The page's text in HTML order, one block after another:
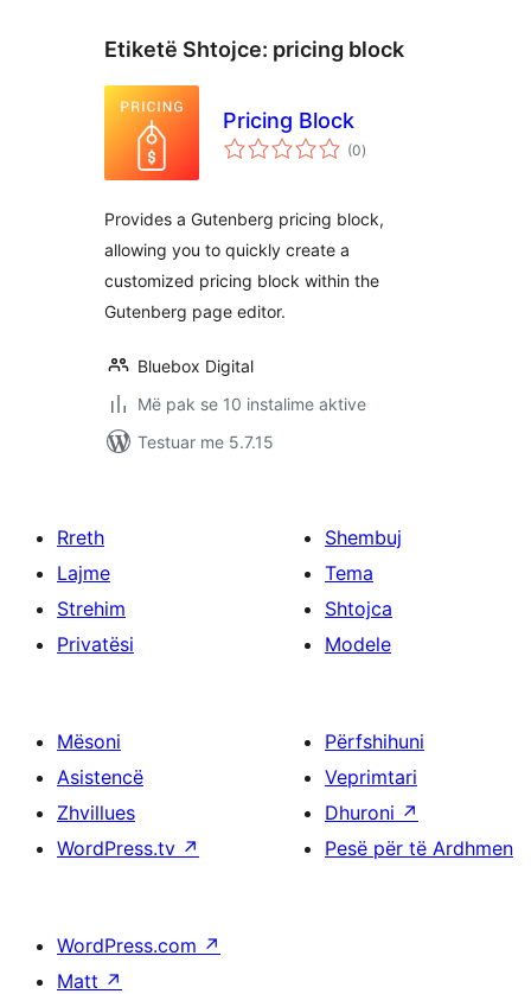
Etiketë Shtojce: pricing block
Pricing Block
(0vlerësime
gjithsej
)
Provides a Gutenberg pricing block,
allowing you to quickly create a
customized pricing block within the
Gutenberg page editor.
Bluebox Digital
Më pak se 10 instalime aktive
Testuar me 5.7.15
Rreth
Lajme
Strehim
Privatësi
Shembuj
Tema
Shtojca
Modele
Mësoni
Asistencë
Zhvillues
WordPress.tv ↗
Përfshihuni
Veprimtari
Dhuroni ↗
Pesë për të Ardhmen
WordPress.com ↗
Matt ↗